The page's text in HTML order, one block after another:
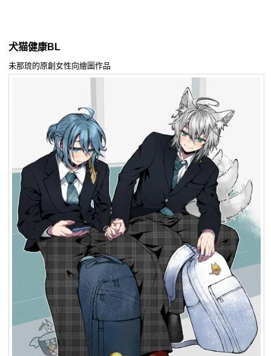
交流中心
攤位轉讓區
會員中心
註冊會員
登入
犬猫健康BL
未那琉的原創女性向繪圖作品